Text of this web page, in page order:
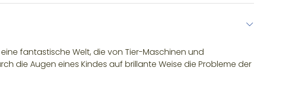
fantastische Welt, die von Tier-Maschinen und
die Augen eines Kindes auf brillante Weise die Probleme der